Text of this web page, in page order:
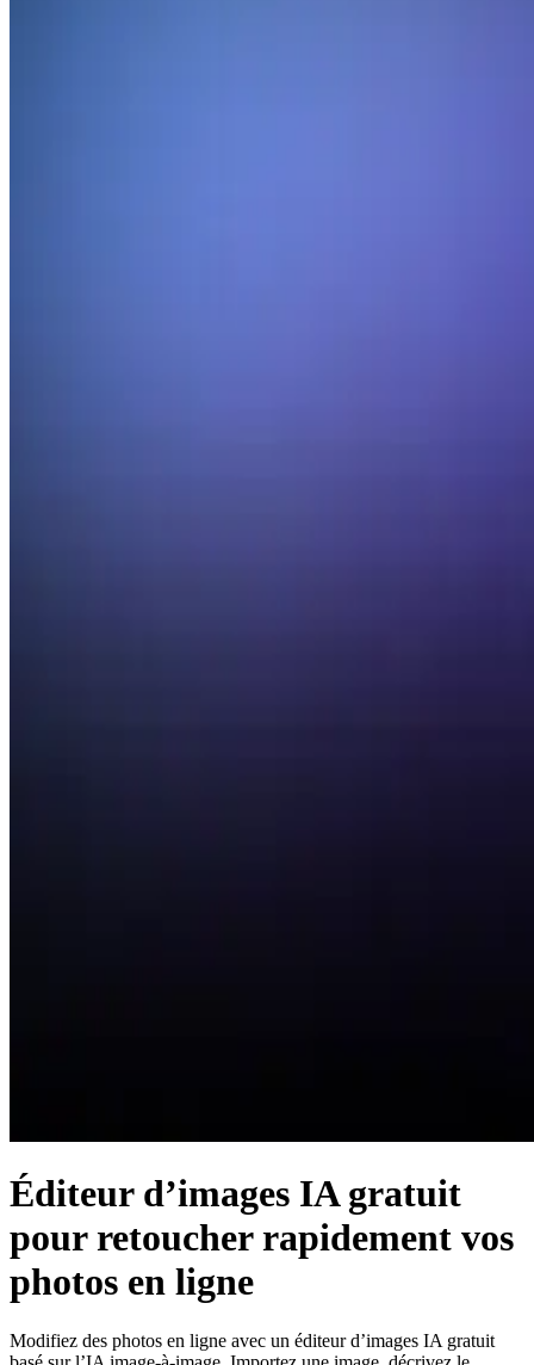
Éditeur d’images IA gratuit
pour retoucher rapidement vos
photos en ligne
Modifiez des photos en ligne avec un éditeur d’images IA gratuit